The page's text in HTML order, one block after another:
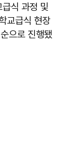
식 과정 및
교급식 현장
으로 진행됐